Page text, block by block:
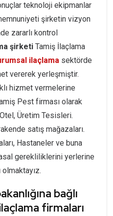
teknoloji ekipmanlar
şirketin vizyon
zararlı kontrol
şirketi Tamiş İlaçlama
ilaçlama sektörde
vererek yerleşmiştir.
hizmet vermelerine
Pest firması olarak
Üretim Tesisleri.
satış mağazaları.
Hastaneler ve buna
gerekliliklerini yerlerine
bağlı
firmaları